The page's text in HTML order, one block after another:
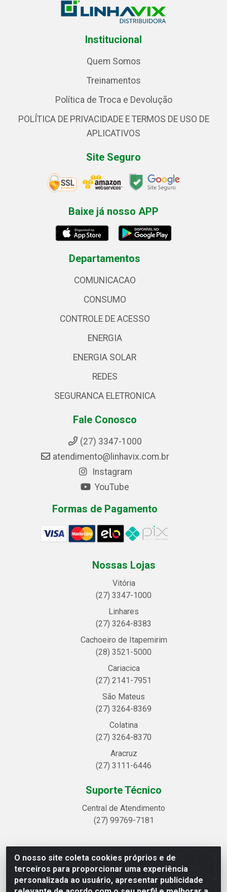
O nosso site coleta cookies próprios e de
terceiros para proporcionar uma experiência
personalizada ao usuário, apresentar publicidade
Institucional
Quem Somos
Treinamentos
Política de Troca e Devolução
POLÍTICA DE PRIVACIDADE E TERMOS DE USO DE
APLICATIVOS
Site Seguro
Baixe já nosso APP
Departamentos
COMUNICACAO
CONSUMO
CONTROLE DE ACESSO
ENERGIA
ENERGIA SOLAR
REDES
SEGURANCA ELETRONICA
Fale Conosco
(27) 3347-1000
atendimento@linhavix.com.br
Instagram
YouTube
Formas de Pagamento
Nossas Lojas
Vitória
(27) 3347-1000
Linhares
(27) 3264-8383
Cachoeiro de Itapemirim
(28) 3521-5000
Cariacica
(27) 2141-7951
São Mateus
(27) 3264-8369
Colatina
(27) 3264-8370
Aracruz
(27) 3111-6446
Suporte Técnico
Central de Atendimento
(27) 99769-7181
Linhavix Distribuidora LTDA - Avenida Alegre, 2521 -
Quadra314 Lote 05 e 07 - Shell, Linhares/ES - CEP
29.901-605 - CNPJ 20.857.514/0001-75